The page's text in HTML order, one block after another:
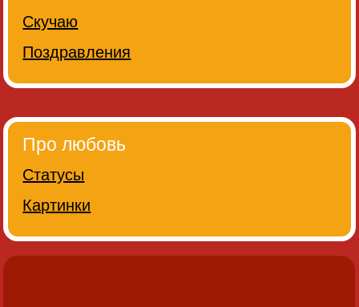
Скучаю
Поздравления
Про любовь
Статусы
Картинки